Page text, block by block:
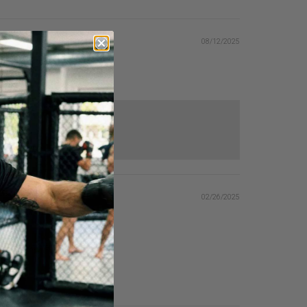
08/12/2025
02/26/2025
werden.